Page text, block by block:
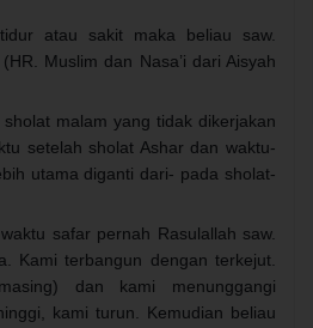
atau sakit maka beliau saw.
Muslim dan Nasa’i dari Aisyah
malam yang tidak dikerjakan
setelah sholat Ashar dan waktu-
utama diganti dari- pada sholat-
safar pernah Rasulallah saw.
Kami terbangun dengan terkejut.
dan kami menunggangi
kami turun. Kemudian beliau